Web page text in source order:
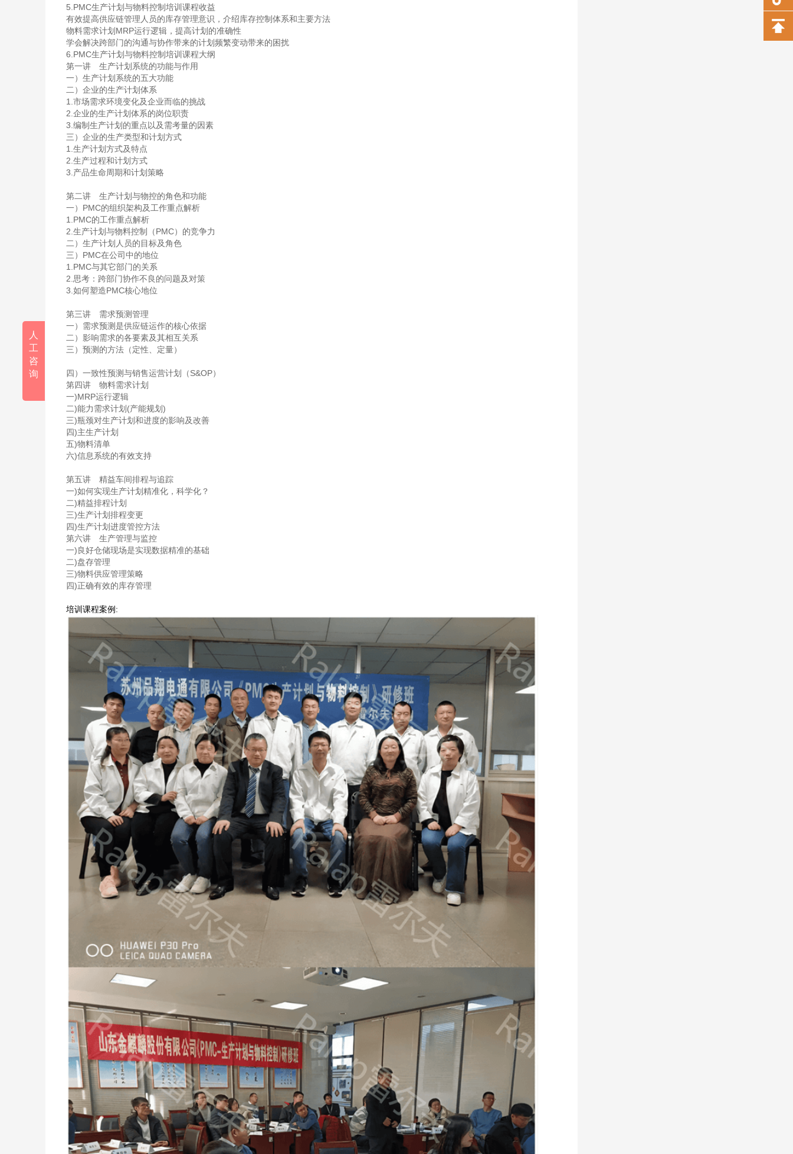
5.PMC生产计划与物料控制培训课程收益
有效提高供应链管理人员的库存管理意识，介绍库存控制体系和主要方法
物料需求计划MRP运行逻辑，提高计划的准确性
学会解决跨部门的沟通与协作带来的计划频繁变动带来的困扰
6.PMC生产计划与物料控制培训课程大纲
第一讲 生产计划系统的功能与作用
一）生产计划系统的五大功能
二）企业的生产计划体系
1.市场需求环境变化及企业而临的挑战
2.企业的生产计划体系的岗位职责
3.编制生产计划的重点以及需考量的因素
三）企业的生产类型和计划方式
1.生产计划方式及特点
2.生产过程和计划方式
3.产品生命周期和计划策略
第二讲 生产计划与物控的角色和功能
一）PMC的组织架构及工作重点解析
1.PMC的工作重点解析
2.生产计划与物料控制（PMC）的竞争力
二）生产计划人员的目标及角色
三）PMC在公司中的地位
1.PMC与其它部门的关系
2.思考：跨部门协作不良的问题及对策
3.如何塑造PMC核心地位
第三讲 需求预测管理
一）需求预测是供应链运作的核心依据
二）影响需求的各要素及其相互关系
三）预测的方法（定性、定量）
四）一致性预测与销售运营计划（S&OP）
第四讲 物料需求计划
一)MRP运行逻辑
二)能力需求计划(产能规划)
三)瓶颈对生产计划和进度的影响及改善
四)主生产计划
五)物料清单
六)信息系统的有效支持
第五讲 精益车间排程与追踪
一)如何实现生产计划精准化，科学化？
二)精益排程计划
三)生产计划排程变更
四)生产计划进度管控方法
第六讲 生产管理与监控
一)良好仓储现场是实现数据精准的基础
二)盘存管理
三)物料供应管理策略
四)正确有效的库存管理
培训课程案例:
人
工
咨
询